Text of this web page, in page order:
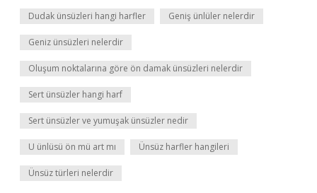
Dudak ünsüzleri hangi harfler Geniş ünlüler nelerdir
Geniz ünsüzleri nelerdir
Oluşum noktalarına göre ön damak ünsüzleri nelerdir
Sert ünsüzler hangi harf
Sert ünsüzler ve yumuşak ünsüzler nedir
U ünlüsü ön mü art mı Ünsüz harfler hangileri
Ünsüz türleri nelerdir